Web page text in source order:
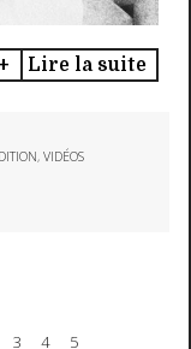
Lire la suite
,VIDÉOS
3 4
5